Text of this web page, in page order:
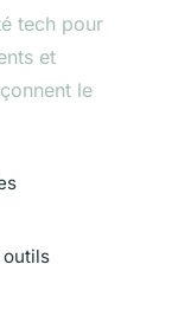
tech pour
et
le
outils